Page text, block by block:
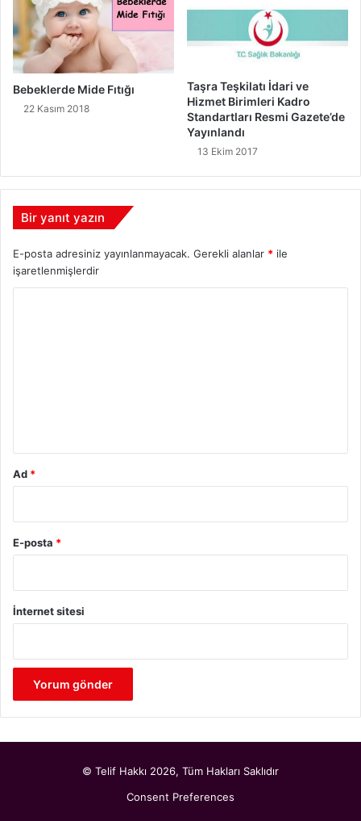
Bebeklerde Mide Fıtığı
22 Kasım 2018
Taşra Teşkilatı İdari ve
Hizmet Birimleri Kadro
Standartları Resmi Gazete’de
Yayınlandı
13 Ekim 2017
Bir yanıt yazın
E-posta adresiniz yayınlanmayacak. Gerekli alanlar * ile
işaretlenmişlerdir
Ad *
E-posta *
İnternet sitesi
© Telif Hakkı 2026, Tüm Hakları Saklıdır
Consent Preferences